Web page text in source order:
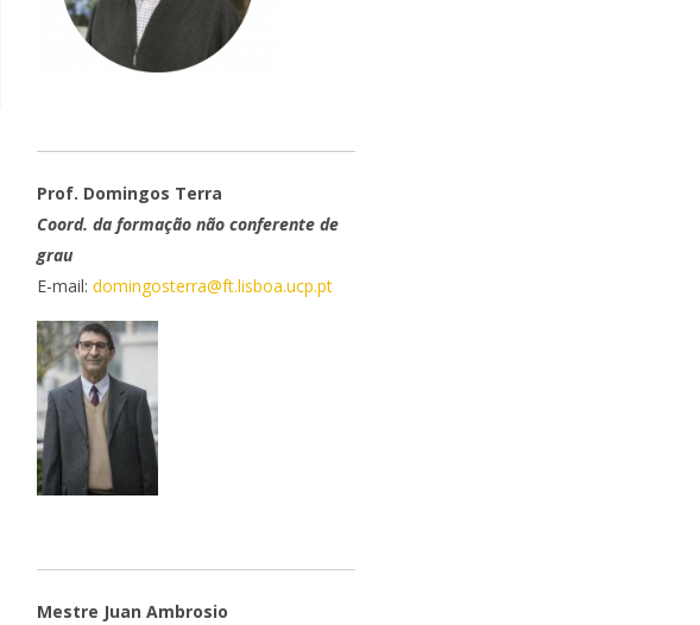
Prof. Domingos Terra
Coord. da formação não conferente de
grau
E-mail:domingosterra@ft.lisboa.ucp.pt
Mestre Juan Ambrosio